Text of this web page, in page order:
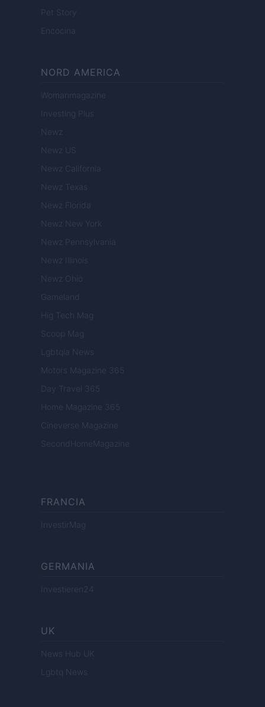
Pet Story
Encocina
NORD AMERICA
Womanmagazine
Investing Plus
Newz
Newz US
Newz California
Newz Texas
Newz Florida
Newz New York
Newz Pennsylvania
Newz Illinois
Newz Ohio
Gameland
Hig Tech Mag
Scoop Mag
Lgbtqia News
Motors Magazine 365
Day Travel 365
Home Magazine 365
Cineverse Magazine
SecondHomeMagazine
FRANCIA
InvestirMag
GERMANIA
Investieren24
UK
News Hub UK
Lgbtq News